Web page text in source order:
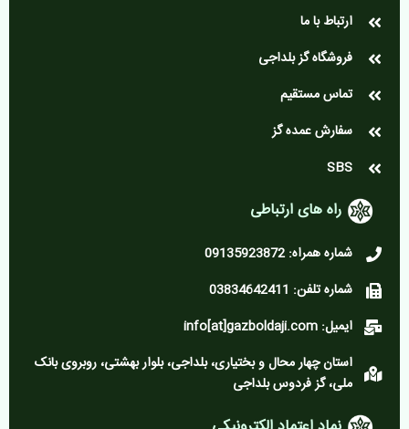
ارتباط با ما
فروشگاه گز بلداجی
تماس مستقیم
سفارش عمده گز
SBS
راه های ارتباطی
شماره همراه: 09135923872
شماره تلفن: 03834642411
ایمیل: info[at]gazboldaji.com
استان چهار محال و بختیاری، بلداجی، بلوار بهشتی، روبروی بانک
ملی، گز فردوس بلداجی